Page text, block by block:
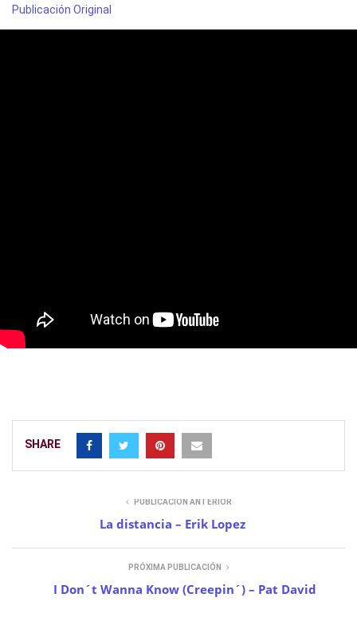
Publicación Original
SHARE
PUBLICACIÓN ANTERIOR
La distancia – Erik Lopez
PRÓXIMA PUBLICACIÓN
I Don´t Wanna Know (Creepin´) – Pat David